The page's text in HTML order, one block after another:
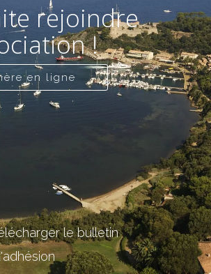
rejoindre
!
en ligne
le bulletin